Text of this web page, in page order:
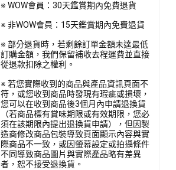
※ WOW會員：30天鑑賞期內免費退貨
※ 非WOW會員：15天鑑賞期內免費退貨
※ 部分退貨時，若剩餘訂單金額未達最低
訂購金額，我們保留補收去程運費並直接
從退款扣除之權利。
※ 若您實際收到的商品與產品資訊頁面不
符，或您收到商品時發現有瑕疵或損壞，
您可以在收到商品後3個月內申請退換貨
（若商品標有賞味期限或有效期限，您必
須在該期限內提出退換貨申請），但因製
造商修改商品包裝導致頁面顯示內容與實
際商品不一致，或因螢幕設定或拍攝條件
不同導致商品圖片與實際產品略有差異
者，恕不接受退換貨。